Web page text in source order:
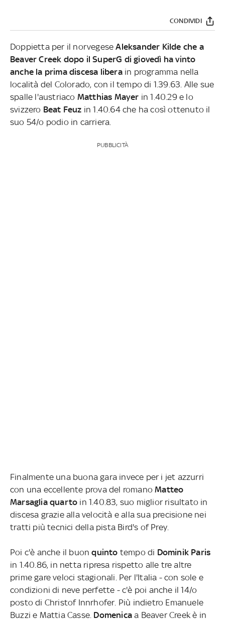
CONDIVIDI
Doppietta per il norvegeseAleksander Kilde che a
Beaver Creek dopo il SuperG di giovedì ha vinto
anche la prima discesa libera in programma nella
località del Colorado, con il tempo di 1.39.63. Alle sue
spalle l'austriaco Matthias Mayer in 1.40.29 e lo
svizzero Beat Feuz in 1.40.64 che ha così ottenuto il
suo 54/o podio in carriera.
PUBBLICITÀ
Finalmente una buona gara invece per i jet azzurri
con una eccellente prova del romanoMatteo
Marsaglia quarto in 1.40.83, suo miglior risultato in
discesa grazie alla velocità e alla sua precisione nei
tratti più tecnici della pista Bird's of Prey.
Poi c'è anche il buonquinto tempo di Dominik Paris
in 1.40.86, in netta ripresa rispetto alle tre altre
prime gare veloci stagionali. Per l'Italia - con sole e
condizioni di neve perfette - c'è poi anche il 14/o
posto di Christof Innrhofer. Più indietro Emanuele
Buzzi e Mattia Casse. Domenica a Beaver Creek è in